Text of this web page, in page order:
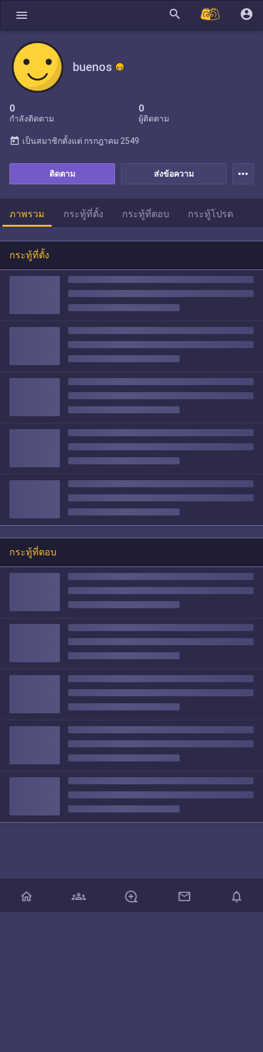
menu search account_circle
buenos
0
กำลังติดตาม
0
ผู้ติดตาม
ส่งข้อความ
ติดตาม
today เป็นสมาชิกตั้งแต่ กรกฎาคม 2549
more_horiz
ภาพรวม กระทู้ที่ตั้ง กระทู้ที่ตอบ กระทู้โปรด
กระทู้ที่ตั้ง
กระทู้ที่ตอบ